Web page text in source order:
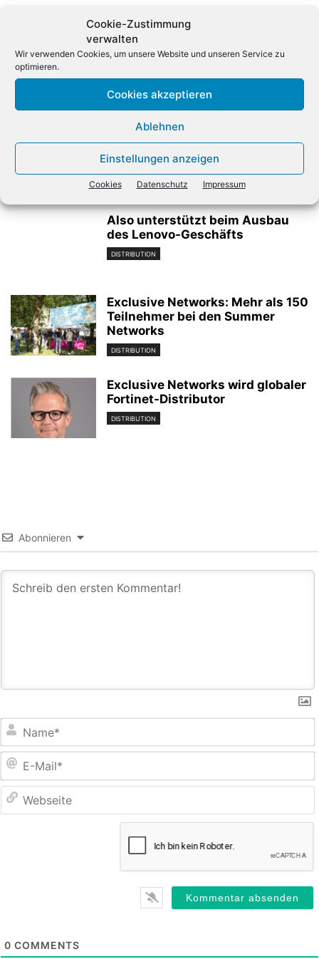
Cookie-Zustimmung
verwalten
Wir verwenden Cookies, um unsere Website und unseren Service zu
optimieren.
Cookies akzeptieren
Ablehnen
Einstellungen anzeigen
Cookies Datenschutz Impressum
Telekom schaltet in 2028
Softwareanbieter Atoss will
Verwandte Artikel
Also unterstützt beim Ausbau
des Lenovo-Geschäfts
DISTRIBUTION
Exclusive Networks: Mehr als 150
Teilnehmer bei den Summer
Networks
DISTRIBUTION
Exclusive Networks wird globaler
Fortinet-Distributor
DISTRIBUTION
Abonnieren
0 COMMENTS